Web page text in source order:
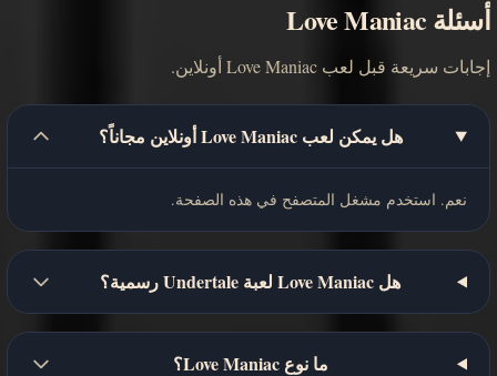
أسئلة Love Maniac
إجابات سريعة قبل لعب Love Maniac أونلاين.
هل يمكن لعب Love Maniac أونلاين مجاناً؟
نعم. استخدم مشغل المتصفح في هذه الصفحة.
هل Love Maniac لعبة Undertale رسمية؟
ما نوع Love Maniac؟